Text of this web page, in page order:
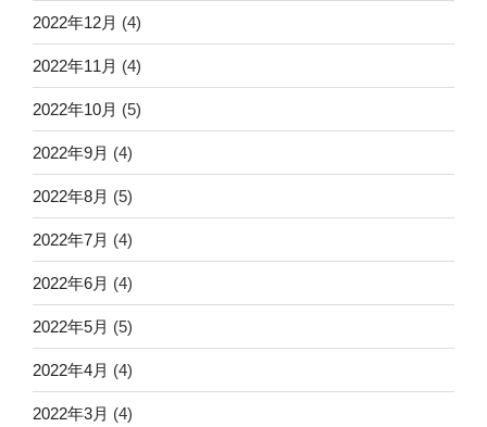
2022年12月 (4)
2022年11月 (4)
2022年10月 (5)
2022年9月 (4)
2022年8月 (5)
2022年7月 (4)
2022年6月 (4)
2022年5月 (5)
2022年4月 (4)
2022年3月 (4)